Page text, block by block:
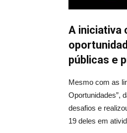
A iniciativa
públicas e
Mesmo com as
Oportunidades”,
desafios e
19 deles em